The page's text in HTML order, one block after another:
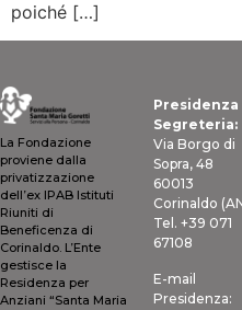
poiché […]
La Fondazione
proviene dalla
privatizzazione
dell’ex IPAB Istituti
Riuniti di
Beneficenza di
Corinaldo. L’Ente
gestisce la
Residenza per
Anziani “Santa Maria
Presidenza
Segreteria:
Via Borgo di
Sopra, 48
60013
Corinaldo
Tel. +39 071
67108
E-mail
Presidenza: